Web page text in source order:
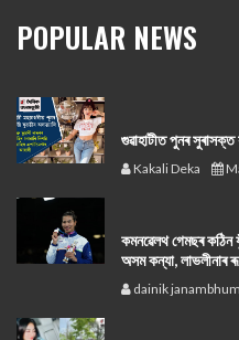
POPULAR NEWS
গুৱাহাটীত পুনৰ
Kakali Deka
কমনৱেলথ গেমছৰ কঠিন
অসম কন্যা, লাভলীনাৰ
dainik